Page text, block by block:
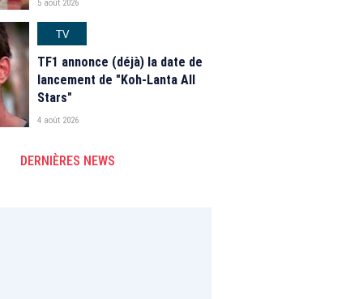
2026
5 août 2026
TV
TF1 annonce (déjà) la date de
lancement de "Koh-Lanta All
Stars"
4 août 2026
DERNIÈRES NEWS